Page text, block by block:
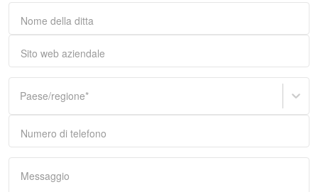
Nome della ditta
Sito web aziendale
Paese/regione*
Numero di telefono
Messaggio